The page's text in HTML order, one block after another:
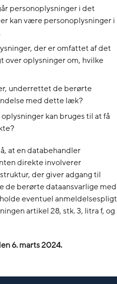
personoplysninger i det
kan være personoplysninger i
der er omfattet af det
over oplysninger om, hvilke
underrettet de berørte
med dette læk?
kan bruges til at få
at en databehandler
direkte involverer
der giver adgang til
berørte dataansvarlige med
eventuel anmeldelsespligt
artikel 28, stk. 3, litra f, og
6. marts 2024.